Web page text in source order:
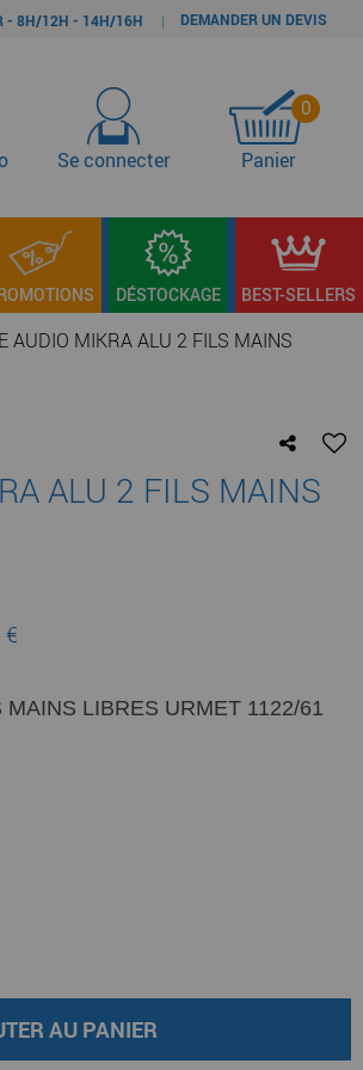
- 8H/12H - 14H/16H | DEMANDER UN DEVIS
Se connecter
0
Panier
DÉSTOCKAGE BEST-SELLERS
AUDIO MIKRA ALU 2 FILS MAINS
ALU 2 FILS MAINS
€
LIBRES URMET 1122/61
AU PANIER